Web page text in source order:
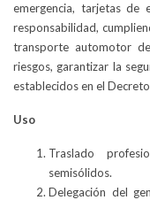
emergencia, tarjetas de
responsabilidad,
transporte automotor
riesgos, garantizar la
establecidos en el
Uso
Traslado
semisólidos.
Delegación del